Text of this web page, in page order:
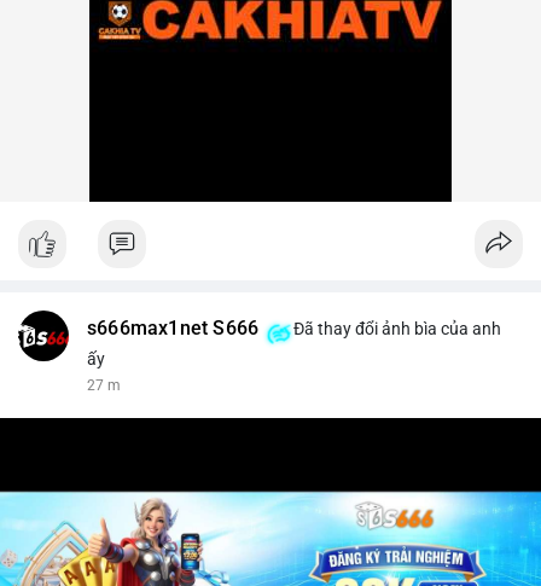
s666max1net S666
Đã thay đổi ảnh bìa của anh
ấy
27 m